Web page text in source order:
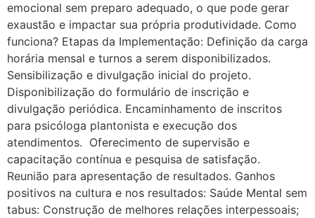
emocional sem preparo adequado, o que pode gerar
exaustão e impactar sua própria produtividade. Como
funciona? Etapas da Implementação: Definição da carga
horária mensal e turnos a serem disponibilizados.
Sensibilização e divulgação inicial do projeto.
Disponibilização do formulário de inscrição e
divulgação periódica. Encaminhamento de inscritos
para psicóloga plantonista e execução dos
atendimentos. Oferecimento de supervisão e
capacitação contínua e pesquisa de satisfação.
Reunião para apresentação de resultados. Ganhos
positivos na cultura e nos resultados: Saúde Mental sem
tabus: Construção de melhores relações interpessoais;